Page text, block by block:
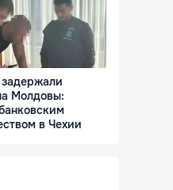
Молдовы:
в Чехии